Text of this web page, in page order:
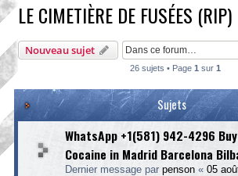
LE CIMETIÈRE DE FUSÉES (RIP)
Nouveau sujet
26 sujets • Page 1 sur 1
Sujets
WhatsApp +1(581) 942-4296
Cocaine in Madrid Barcelona
Dernier message par penson « 05